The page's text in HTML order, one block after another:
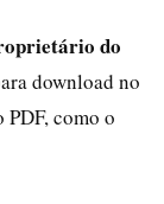
do
download no
PDF, como o